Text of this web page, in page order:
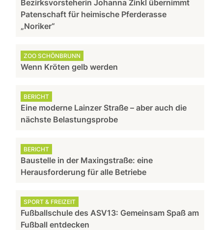
Bezirksvorsteherin Johanna Zinkl übernimmt
Patenschaft für heimische Pferderasse
„Noriker“
ZOO SCHÖNBRUNN
Wenn Kröten gelb werden
BERICHT
Eine moderne Lainzer Straße – aber auch die
nächste Belastungsprobe
BERICHT
Baustelle in der Maxingstraße: eine
Herausforderung für alle Betriebe
SPORT & FREIZEIT
Fußballschule des ASV13: Gemeinsam Spaß am
Fußball entdecken